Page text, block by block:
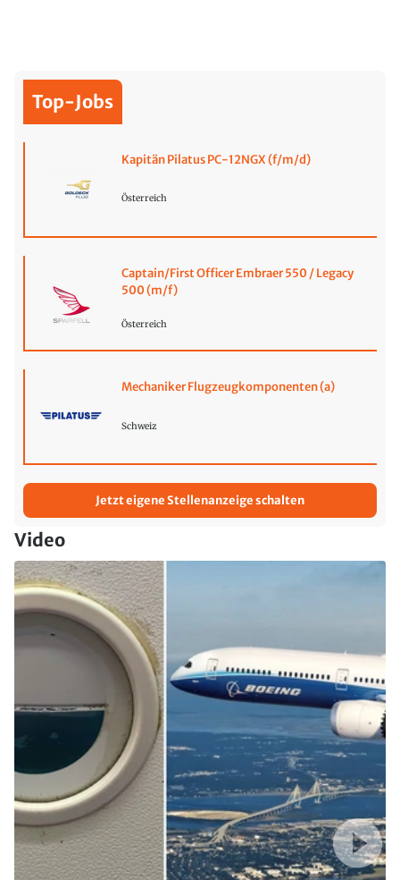
Top-Jobs
Kapitän Pilatus PC-12NGX (f/m/d)
Österreich
Captain/First Officer Embraer 550 / Legacy
500 (m/f)
Österreich
Mechaniker Flugzeugkomponenten (a)
Schweiz
Jetzt eigene Stellenanzeige schalten
Video